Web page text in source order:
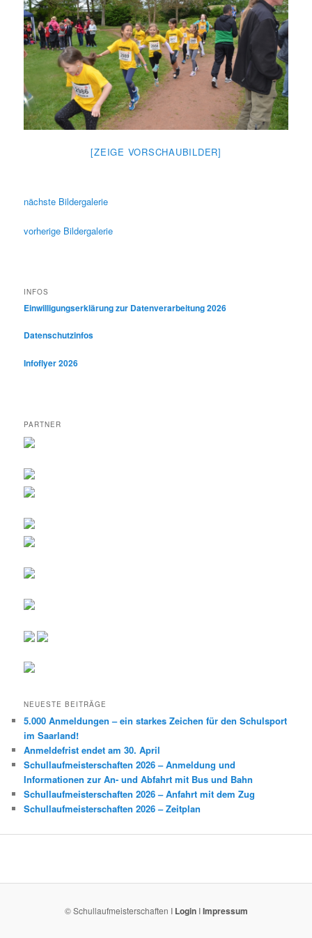
[ZEIGE VORSCHAUBILDER]
nächste Bildergalerie
vorherige Bildergalerie
INFOS
Einwilligungserklärung zur Datenverarbeitung 2026
Datenschutzinfos
Infoflyer 2026
PARTNER
NEUESTE BEITRÄGE
5.000 Anmeldungen – ein starkes Zeichen für den Schulsport
im Saarland!
Anmeldefrist endet am 30. April
Schullaufmeisterschaften 2026 – Anmeldung und
Informationen zur An- und Abfahrt mit Bus und Bahn
Schullaufmeisterschaften 2026 – Anfahrt mit dem Zug
Schullaufmeisterschaften 2026 – Zeitplan
© Schullaufmeisterschaften I LoginIImpressum